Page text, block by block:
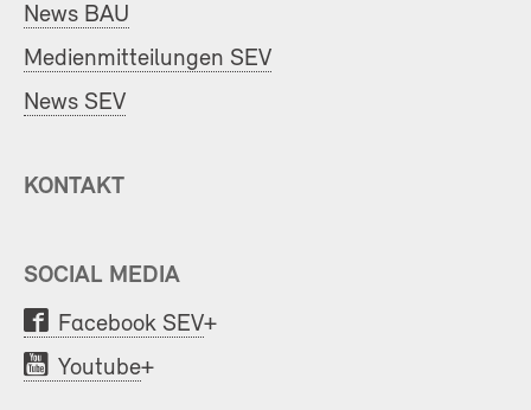
News BAU
Medienmitteilungen SEV
News SEV
KONTAKT
SOCIAL MEDIA
Facebook SEV+
Youtube+